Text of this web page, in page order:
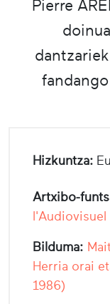
Pierre
Hizkuntza:
Artxibo-
l'Audiovisuel
Bilduma:
Herria orai
1986)